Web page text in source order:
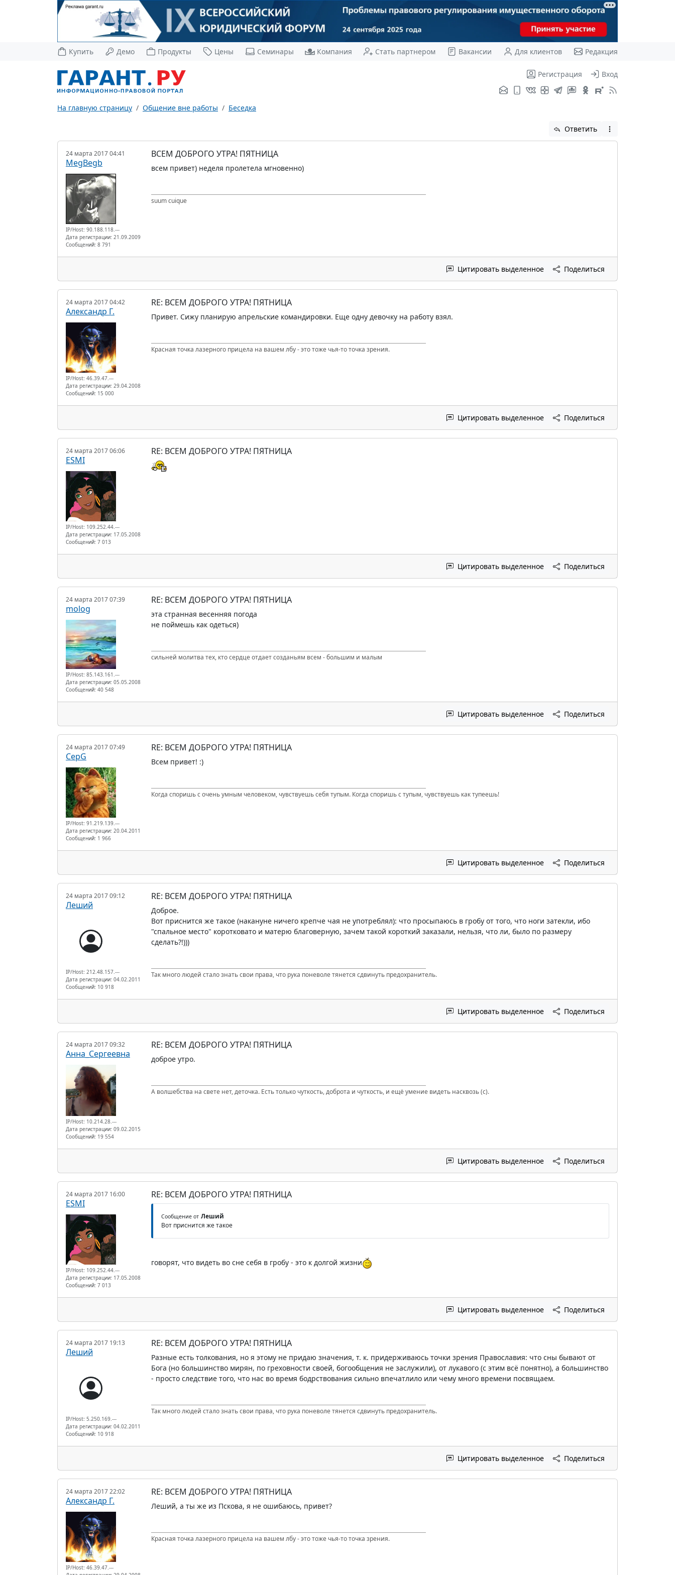
Купить Демо Продукты Цены Семинары Компания Стать партнером Вакансии Для клиентов Редакция
Регистрация Вход
На главную страницу Общение вне работы Беседка
Ответить
24 марта 2017 04:41
MegBegb
IP/Host: 90.188.118.---
Дата регистрации: 21.09.2009
Сообщений: 8 791
ВСЕМ ДОБРОГО УТРА! ПЯТНИЦА
всем привет) неделя пролетела мгновенно)
suum cuique
Цитировать выделенное Поделиться
24 марта 2017 04:42
Александр Г.
IP/Host: 46.39.47.---
Дата регистрации: 29.04.2008
Сообщений: 15 000
RE: ВСЕМ ДОБРОГО УТРА! ПЯТНИЦА
Привет. Сижу планирую апрельские командировки. Еще одну девочку на работу взял.
Красная точка лазерного прицела на вашем лбу - это тоже чья-то точка зрения.
Цитировать выделенное Поделиться
24 марта 2017 06:06
ESMI
IP/Host: 109.252.44.---
Дата регистрации: 17.05.2008
Сообщений: 7 013
RE: ВСЕМ ДОБРОГО УТРА! ПЯТНИЦА
Цитировать выделенное Поделиться
24 марта 2017 07:39
molog
IP/Host: 85.143.161.---
Дата регистрации: 05.05.2008
Сообщений: 40 548
RE: ВСЕМ ДОБРОГО УТРА! ПЯТНИЦА
эта странная весенняя погода
не поймешь как одеться)
сильней молитва тех, кто сердце отдает созданьям всем - большим и малым
Цитировать выделенное Поделиться
24 марта 2017 07:49
CepG
IP/Host: 91.219.139.---
Дата регистрации: 20.04.2011
Сообщений: 1 966
RE: ВСЕМ ДОБРОГО УТРА! ПЯТНИЦА
Всем привет! :)
Когда споришь с очень умным человеком, чувствуешь себя тупым. Когда споришь с тупым, чувствуешь как тупеешь!
Цитировать выделенное Поделиться
24 марта 2017 09:12
Леший
IP/Host: 212.48.157.---
Дата регистрации: 04.02.2011
Сообщений: 10 918
RE: ВСЕМ ДОБРОГО УТРА! ПЯТНИЦА
Доброе.
Вот приснится же такое (накануне ничего крепче чая не употреблял): что просыпаюсь в гробу от того, что ноги затекли, ибо
"спальное место" коротковато и матерю благоверную, зачем такой короткий заказали, нельзя, что ли, было по размеру
сделать?!)))
Так много людей стало знать свои права, что рука поневоле тянется сдвинуть предохранитель.
Цитировать выделенное Поделиться
24 марта 2017 09:32
Анна_Сергеевна
IP/Host: 10.214.28.---
Дата регистрации: 09.02.2015
Сообщений: 19 554
RE: ВСЕМ ДОБРОГО УТРА! ПЯТНИЦА
доброе утро.
А волшебства на свете нет, деточка. Есть только чуткость, доброта и чуткость, и ещё умение видеть насквозь (с).
Цитировать выделенное Поделиться
24 марта 2017 16:00
ESMI
IP/Host: 109.252.44.---
Дата регистрации: 17.05.2008
Сообщений: 7 013
RE: ВСЕМ ДОБРОГО УТРА! ПЯТНИЦА
Сообщение от Леший
Вот приснится же такое
говорят, что видеть во сне себя в гробу - это к долгой жизни
Цитировать выделенное Поделиться
24 марта 2017 19:13
Леший
IP/Host: 5.250.169.---
Дата регистрации: 04.02.2011
Сообщений: 10 918
RE: ВСЕМ ДОБРОГО УТРА! ПЯТНИЦА
Разные есть толкования, но я этому не придаю значения, т. к. придерживаюсь точки зрения Православия: что сны бывают от
Бога (но большинство мирян, по греховности своей, богообщения не заслужили), от лукавого (с этим всё понятно), а большинство
- просто следствие того, что нас во время бодрствования сильно впечатлило или чему много времени посвящаем.
Так много людей стало знать свои права, что рука поневоле тянется сдвинуть предохранитель.
Цитировать выделенное Поделиться
24 марта 2017 22:02
Александр Г.
IP/Host: 46.39.47.---
RE: ВСЕМ ДОБРОГО УТРА! ПЯТНИЦА
Леший, а ты же из Пскова, я не ошибаюсь, привет?
Красная точка лазерного прицела на вашем лбу - это тоже чья-то точка зрения.